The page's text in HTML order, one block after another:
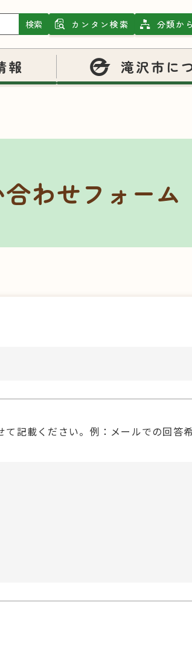
検索 カンタン検索 分類か
報 滝沢市に
わせフォーム
記載ください。例：メールでの回答